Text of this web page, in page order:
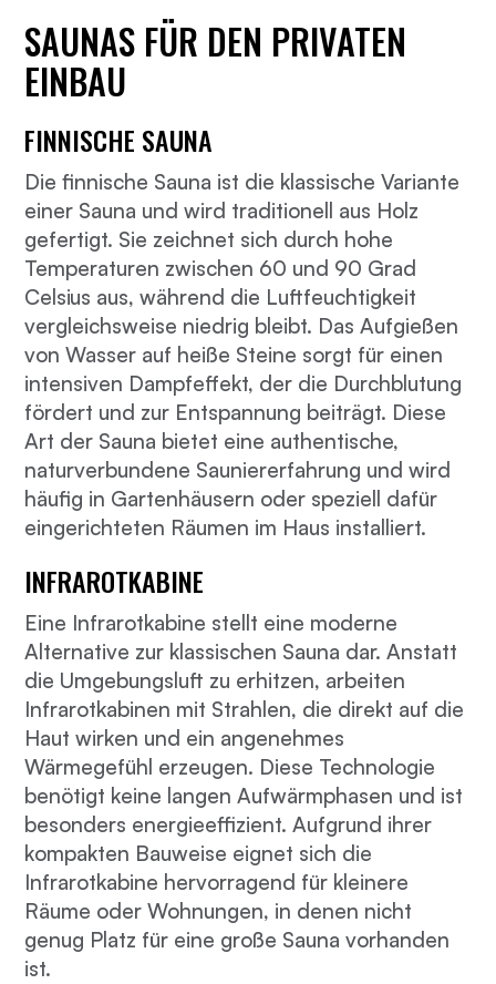
SAUNAS FÜR DEN PRIVATEN
EINBAU
FINNISCHE SAUNA
Die finnische Sauna ist die klassische Variante
einer Sauna und wird traditionell aus Holz
gefertigt. Sie zeichnet sich durch hohe
Temperaturen zwischen 60 und 90 Grad
Celsius aus, während die Luftfeuchtigkeit
vergleichsweise niedrig bleibt. Das Aufgießen
von Wasser auf heiße Steine sorgt für einen
intensiven Dampfeffekt, der die Durchblutung
fördert und zur Entspannung beiträgt. Diese
Art der Sauna bietet eine authentische,
naturverbundene Sauniererfahrung und wird
häufig in Gartenhäusern oder speziell dafür
eingerichteten Räumen im Haus installiert.
INFRAROTKABINE
Eine Infrarotkabine stellt eine moderne
Alternative zur klassischen Sauna dar. Anstatt
die Umgebungsluft zu erhitzen, arbeiten
Infrarotkabinen mit Strahlen, die direkt auf die
Haut wirken und ein angenehmes
Wärmegefühl erzeugen. Diese Technologie
benötigt keine langen Aufwärmphasen und ist
besonders energieeffizient. Aufgrund ihrer
kompakten Bauweise eignet sich die
Infrarotkabine hervorragend für kleinere
Räume oder Wohnungen, in denen nicht
genug Platz für eine große Sauna vorhanden
ist.